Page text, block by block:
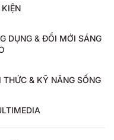
DỤNG & ĐỔI MỚI SÁNG
THỨC & KỸ NĂNG SỐNG